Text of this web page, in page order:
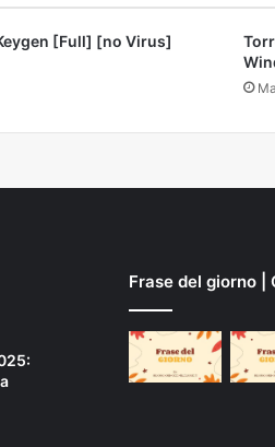
[Full] [no Virus]
Frase del giorno |